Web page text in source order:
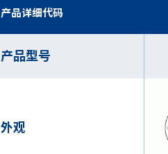
产品详细代码
产品型号
外观